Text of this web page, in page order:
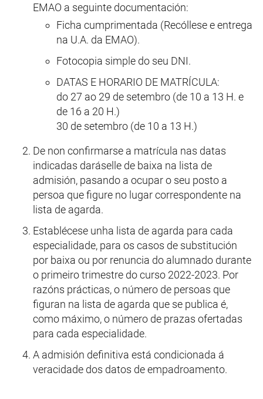
EMAO a seguinte documentación:
Ficha cumprimentada (Recóllese e entrega
na U.A. da EMAO).
Fotocopia simple do seu DNI.
DATAS E HORARIO DE MATRÍCULA:
do 27 ao 29 de setembro (de 10 a 13 H. e
de 16 a 20 H.)
30 de setembro (de 10 a 13 H.)
De non confirmarse a matrícula nas datas
indicadas daráselle de baixa na lista de
admisión, pasando a ocupar o seu posto a
persoa que figure no lugar correspondente na
lista de agarda.
Establécese unha lista de agarda para cada
especialidade, para os casos de substitución
por baixa ou por renuncia do alumnado durante
o primeiro trimestre do curso 2022-2023. Por
razóns prácticas, o número de persoas que
figuran na lista de agarda que se publica é,
como máximo, o número de prazas ofertadas
para cada especialidade.
A admisión definitiva está condicionada á
veracidade dos datos de empadroamento.